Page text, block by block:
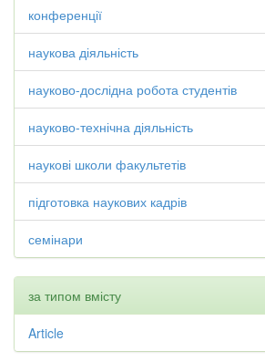
конференції
наукова діяльність
науково-дослідна робота студентів
науково-технічна діяльність
наукові школи факультетів
підготовка наукових кадрів
семінари
за типом вмісту
Article